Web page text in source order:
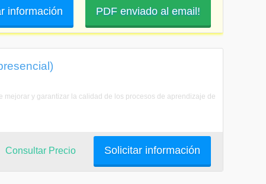
PDF enviado al email!
información
y garantizar la calidad de los procesos de aprendizaje de
Solicitar información
Consultar Precio